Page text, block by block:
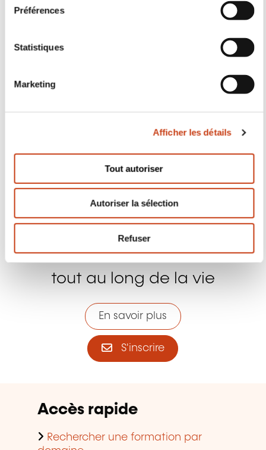
la newsletter de la formation
S'inscrire
Accès rapide
Rechercher une formation par
en formation continue
pour particuliers
Découvrir les aides à la formation
en entreprise
Trouver une salle de formation à
formation
Articles populaires